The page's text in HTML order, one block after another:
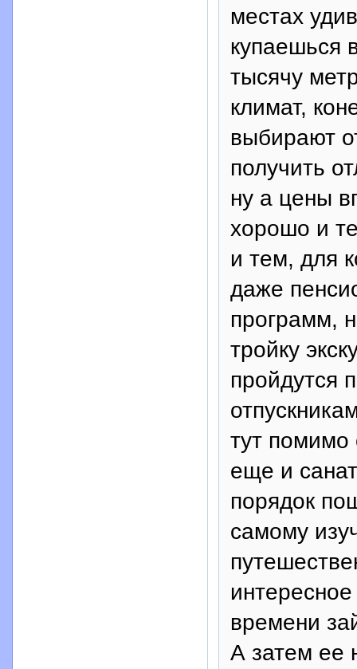
местах
купаешься
тысячу
климат,
выбирают
получить
ну а цены
хорошо и
и тем, для
даже
программ,
тройку
пройдутся
тут помимо
еще и
порядок
самому
времени
А затем ее